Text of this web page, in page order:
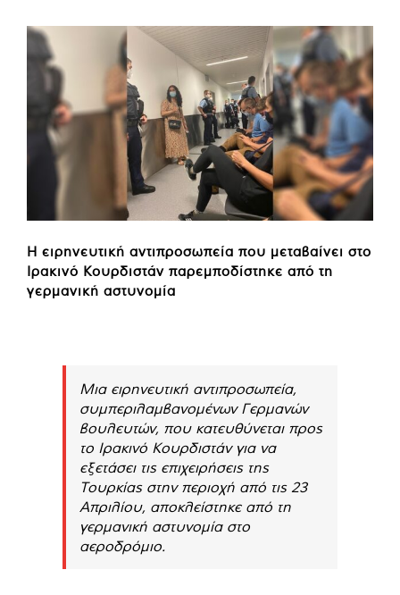
Η ειρηνευτική αντιπροσωπεία που μεταβαίνει στο
Ιρακινό Κουρδιστάν παρεμποδίστηκε από τη
γερμανική αστυνομία
Μια ειρηνευτική αντιπροσωπεία,
συμπεριλαμβανομένων Γερμανών
βουλευτών, που κατευθύνεται προς
το Ιρακινό Κουρδιστάν για να
εξετάσει τις επιχειρήσεις της
Τουρκίας στην περιοχή από τις 23
Απριλίου, αποκλείστηκε από τη
γερμανική αστυνομία στο
αεροδρόμιο.